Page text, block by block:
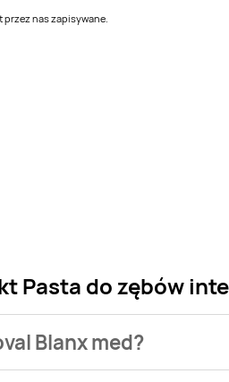
przez nas zapisywane.
Pasta do zębów
Blanx med?